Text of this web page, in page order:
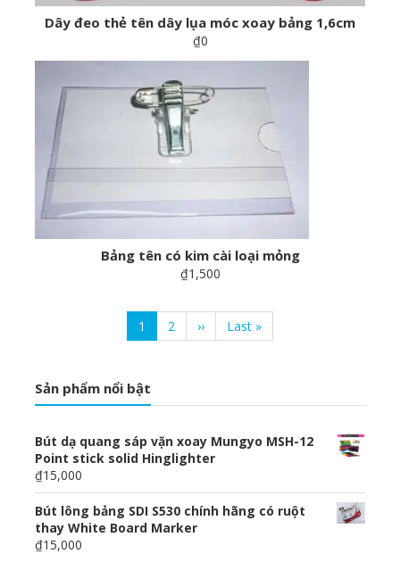
Dây đeo thẻ tên dây lụa móc xoay bảng 1,6cm
₫0
Bảng tên có kim cài loại mỏng
₫1,500
Current
page
1 Page
2
Next
page
››
Last
page
Last »
Sản phẩm nổi bật
Bút dạ quang sáp vặn xoay Mungyo MSH-12
Point stick solid Hinglighter
₫15,000
Bút lông bảng SDI S530 chính hãng có ruột
thay White Board Marker
₫15,000